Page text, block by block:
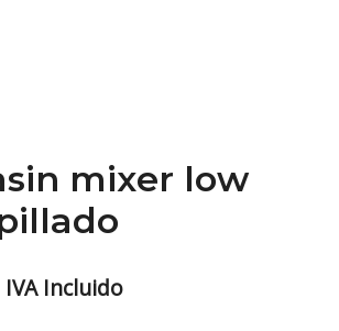
mixer low
IVA Incluido